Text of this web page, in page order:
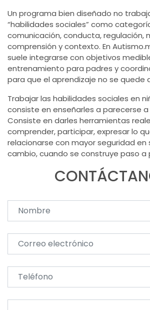
Un programa bien diseñado no
“habilidades sociales” como
comunicación, conducta, regulación,
comprensión y contexto. En
suele integrarse con objetivos
entrenamiento para padres y
para que el aprendizaje no se quede
Trabajar las habilidades sociales en
consiste en enseñarles a parecerse a
Consiste en darles herramientas
comprender, participar, expresar lo
relacionarse con mayor seguridad en
cambio, cuando se construye paso a